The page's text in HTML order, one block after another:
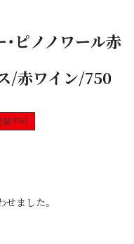
・ピノノワール赤
/赤ワイン/750
装不可
ました。